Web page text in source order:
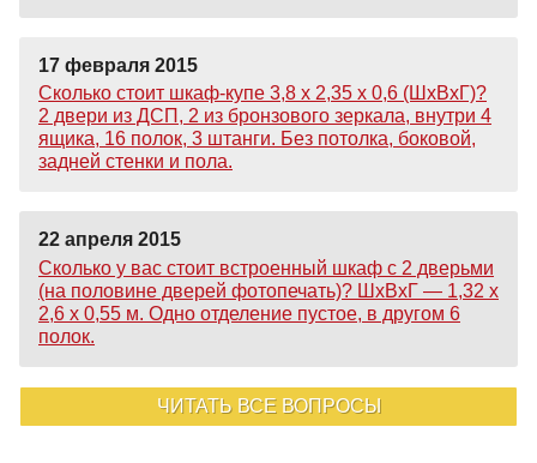
17 февраля 2015
Сколько стоит шкаф-купе 3,8 х 2,35 х 0,6 (ШхВхГ)?
2 двери из ДСП, 2 из бронзового зеркала, внутри 4
ящика, 16 полок, 3 штанги. Без потолка, боковой,
задней стенки и пола.
22 апреля 2015
Сколько у вас стоит встроенный шкаф с 2 дверьми
(на половине дверей фотопечать)? ШхВхГ — 1,32 х
2,6 х 0,55 м. Одно отделение пустое, в другом 6
полок.
ЧИТАТЬ ВСЕ ВОПРОСЫ